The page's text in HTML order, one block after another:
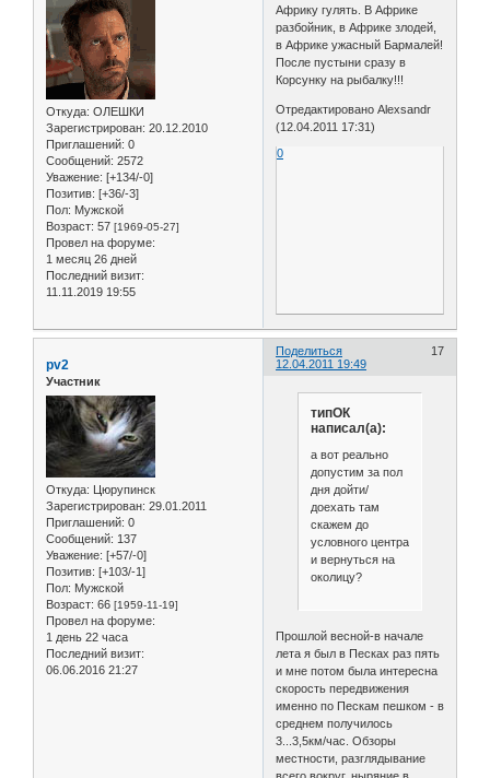
Откуда: ОЛЕШКИ
Зарегистрирован: 20.12.2010
Приглашений: 0
Сообщений: 2572
Уважение: [+134/-0]
Позитив: [+36/-3]
Пол: Мужской
Возраст: 57 [1969-05-27]
Провел на форуме:
1 месяц 26 дней
Последний визит:
11.11.2019 19:55
Африку гулять. В Африке
разбойник, в Африке злодей,
в Африке ужасный Бармалей!
После пустыни сразу в
Корсунку на рыбалку!!!
Отредактировано Alexsandr
(12.04.2011 17:31)
0
Поделиться
17
12.04.2011 19:49
pv2
Участник
Откуда: Цюрупинск
Зарегистрирован: 29.01.2011
Приглашений: 0
Сообщений: 137
Уважение: [+57/-0]
Позитив: [+103/-1]
Пол: Мужской
Возраст: 66 [1959-11-19]
Провел на форуме:
1 день 22 часа
Последний визит:
06.06.2016 21:27
типОК
написал(а):
а вот реально
допустим за пол
дня дойти/
доехать там
скажем до
условного центра
и вернуться на
околицу?
Прошлой весной-в начале
лета я был в Песках раз пять
и мне потом была интересна
скорость передвижения
именно по Пескам пешком - в
среднем получилось
3...3,5км/час. Обзоры
местности, разглядывание